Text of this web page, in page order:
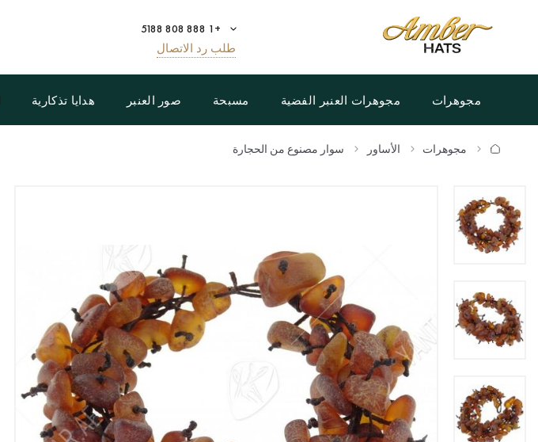
+1 888 808 5188
طلب رد الاتصال
مجوهرات مجوهرات العنبر الفضية مسبحة صور العنبر هدايا تذكارية
مجوهرات الأساور سوار مصنوع من الحجارة